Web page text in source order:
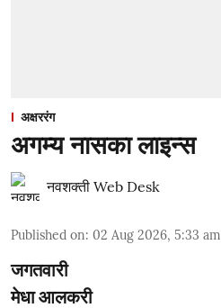
अक्षररंग
अगम्य नासका लाइन्स
नवशक्ती Web Desk
Published on: 02 Aug 2026, 5:33 am
जगतवारी
मेधा आलकरी